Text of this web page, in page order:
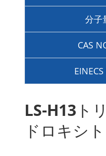
分子
CAS
LS-H13ト
ドロキシ